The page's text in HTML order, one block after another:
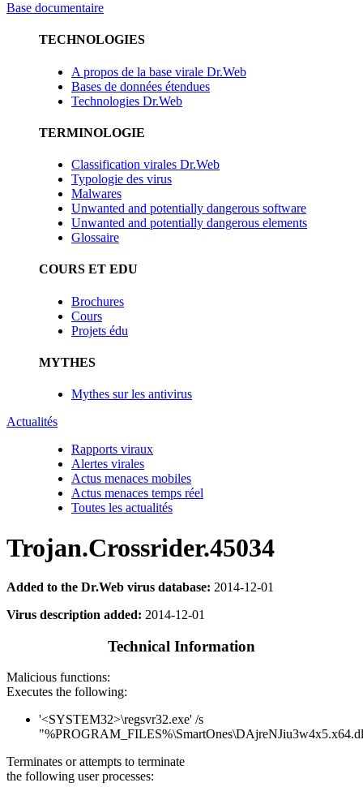
Base documentaire
TECHNOLOGIES
A propos de la base virale Dr.Web
Bases de données étendues
Technologies Dr.Web
TERMINOLOGIE
Classification virales Dr.Web
Typologie des virus
Malwares
Unwanted and potentially dangerous software
Unwanted and potentially dangerous elements
Glossaire
COURS ET EDU
Brochures
Cours
Projets édu
MYTHES
Mythes sur les antivirus
Actualités
Rapports viraux
Alertes virales
Actus menaces mobiles
Actus menaces temps réel
Toutes les actualités
Trojan.Crossrider.45034
Added to the Dr.Web virus database: 2014-12-01
Virus description added: 2014-12-01
Technical Information
Malicious functions:
Executes the following:
'<SYSTEM32>\regsvr32.exe' /s
Terminates or attempts to terminate
the following user processes: